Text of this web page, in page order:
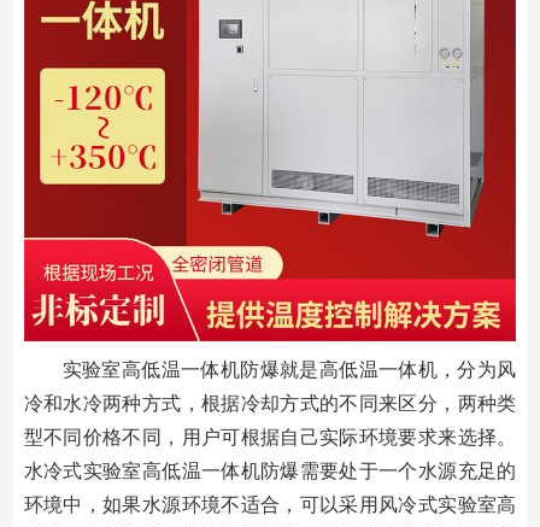
实验室高低温一体机防爆就是高低温一体机，分为风
冷和水冷两种方式，根据冷却方式的不同来区分，两种类
型不同价格不同，用户可根据自己实际环境要求来选择。
水冷式实验室高低温一体机防爆需要处于一个水源充足的
环境中，如果水源环境不适合，可以采用风冷式实验室高